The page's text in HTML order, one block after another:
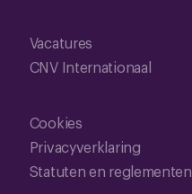
Vacatures
CNV Internationaal
Cookies
Privacyverklaring
Statuten en reglementen